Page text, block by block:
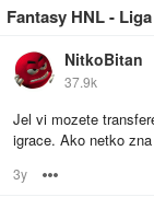
Fantasy HNL -
NitkoBitan
37.9k
Jel vi mozete
igrace. Ako netko
3y